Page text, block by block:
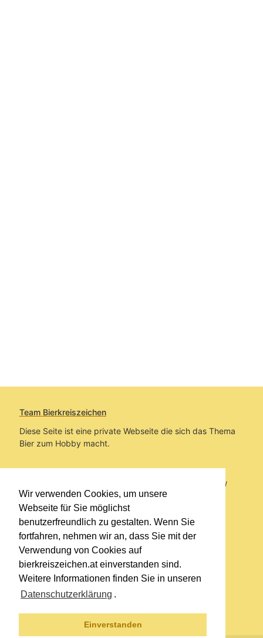
Wir verwenden Cookies, um unsere
Webseite für Sie möglichst
benutzerfreundlich zu gestalten. Wenn Sie
fortfahren, nehmen wir an, dass Sie mit der
Verwendung von Cookies auf
bierkreiszeichen.at einverstanden sind.
Weitere Informationen finden Sie in unseren
Datenschutzerklärung .
Einverstanden
Team Bierkreiszeichen
Diese Seite ist eine private Webseite die sich das Thema
Bier zum Hobby macht.
Sie befinden sich auf https://www.bierkreiszeichen.at/
im Pfad:Bierkreiszeichen/Gesammelte Biere
Erstellt: 2026-08-06
Links
Impressum
Datenschutzerklärung